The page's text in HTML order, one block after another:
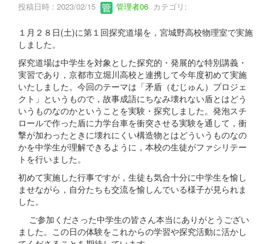
投稿日時 : 2023/02/15 管理者06 カテゴリ:
１月２８日(土)に第１回探究道場を，宮城野高校物理室で実施
しました。
探究道場は中学生を対象とした探究的・発展的な特別講義・
実習であり，京都市立堀川高校と連携して今年度初めて実施
いたしました。今回のテーマは「矛盾（むじゅん）プロジェ
クト」というもので，故事成語にちなみ壊れない盾とはどう
いうものなのかということを実験・探究しました。発泡スチ
ロールで作った盾に力学台車を衝突させる実験を通して，衝
撃が加わったときに壊れにくい構造物とはどういうものなの
かを中学生が理解できるように，本校の生徒がファシリテー
トを行いました。
初めて実施した行事ですが，生徒も気合十分に中学生を愉し
ませながら，自分たちも交流を愉しんでいる様子が見られま
した。
ご参加くださった中学生の皆さん本当にありがとうござい
ました。この日の体験をこれからの学習や探究活動に活かし